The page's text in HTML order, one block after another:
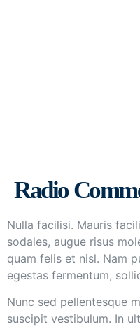
Radio
Nulla facilisi. Mauris
sodales, augue risus
quam felis et nisl. Nam
egestas fermentum,
Nunc sed pellentesque
suscipit vestibulum. In